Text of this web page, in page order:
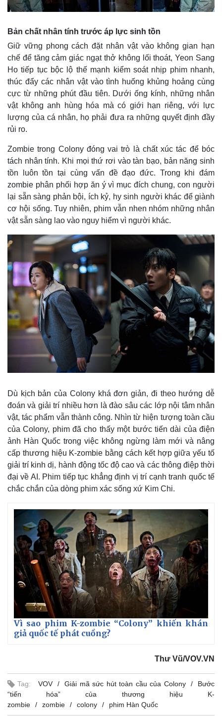
Pháp luật
Vụ án
Tin nóng
Tư vấn luật
Quân sự - Quốc phòng
Vũ khí
Việt Nam
Phân tích
Bản chất nhân tính trước áp lực sinh tồn
Giữ vững phong cách đặt nhân vật vào không gian hạn
chế để tăng cảm giác ngạt thở không lối thoát, Yeon Sang
Ho tiếp tục bộc lộ thế mạnh kiểm soát nhịp phim nhanh,
thúc đẩy các nhân vật vào tình huống khủng hoảng cùng
cực từ những phút đầu tiên. Dưới ống kính, những nhân
vật không anh hùng hóa mà có giới hạn riêng, với lực
lượng của cá nhân, họ phải đưa ra những quyết định đầy
rủi ro.
Zombie trong Colony đóng vai trò là chất xúc tác để bóc
tách nhân tính. Khi mọi thứ rơi vào tàn bạo, bản năng sinh
tồn luôn tồn tại cùng vấn đề đạo đức. Trong khi đám
zombie phân phối hợp ăn ý vì mục đích chung, con người
lại sẵn sàng phản bội, ích kỷ, hy sinh người khác để giành
cơ hội sống. Tuy nhiên, phim vẫn nhen nhóm những nhân
vật sẵn sàng lao vào nguy hiểm vì người khác.
Dù kịch bản của Colony khá đơn giản, đi theo hướng dễ
đoán và giải trí nhiều hơn là đào sâu các lớp nội tâm nhân
vật, tác phẩm vẫn thành công. Nhìn từ hiện tượng toàn cầu
của Colony, phim đã cho thấy một bước tiến dài của điện
ảnh Hàn Quốc trong việc không ngừng làm mới và nâng
cấp thương hiệu K-zombie bằng cách kết hợp giữa yếu tố
giải trí kinh dị, hành động tốc độ cao và các thông điệp thời
đại về AI. Phim tiếp tục khẳng định vị trí cạnh tranh quốc tế
chắc chắn của dòng phim xác sống xứ Kim Chi.
Vì sao phim K-zombie “Colony” khiến khán
giả quốc tế phát cuồng?
Thư Vũ/VOV.VN
Tag: VOV Giải mã sức hút toàn cầu của Colony
Bước
“tiến hóa” của thương hiệu K-
zombie
zombie colony phim Hàn Quốc